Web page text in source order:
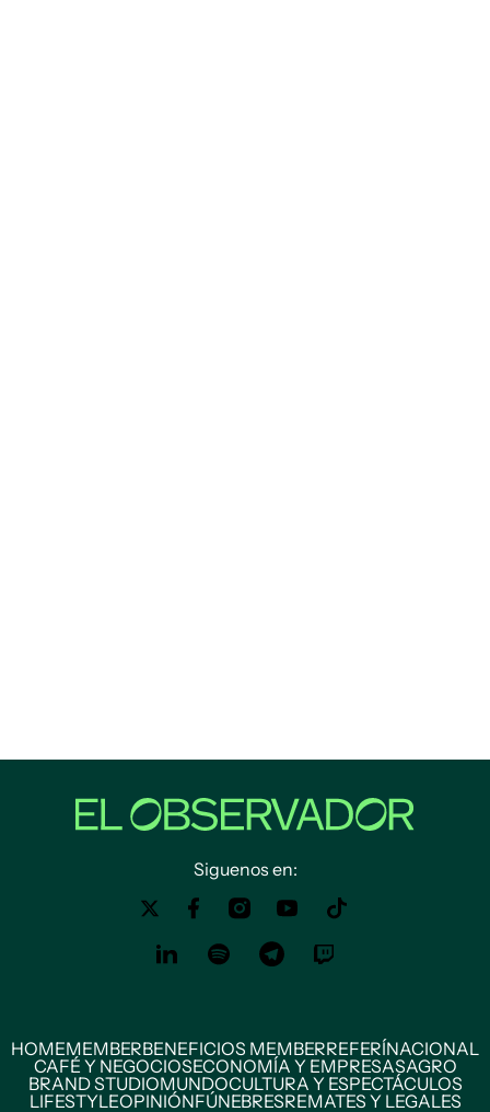
Siguenos en:
HOMEMEMBERBENEFICIOS MEMBERREFERÍNACIONAL
CAFÉ Y NEGOCIOSECONOMÍA Y EMPRESASAGRO
BRAND STUDIOMUNDOCULTURA Y ESPECTÁCULOS
LIFESTYLEOPINIÓNFÚNEBRESREMATES Y LEGALES